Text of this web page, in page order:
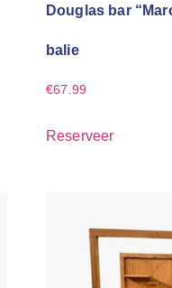
Douglas bar
balie
€67.99
Reserveer